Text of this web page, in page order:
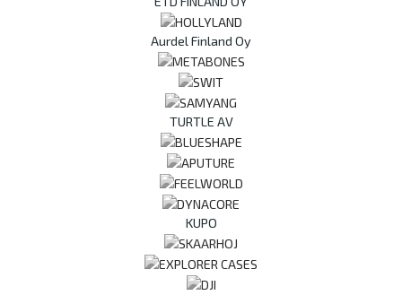
Aurdel Finland Oy
TURTLE AV
KUPO